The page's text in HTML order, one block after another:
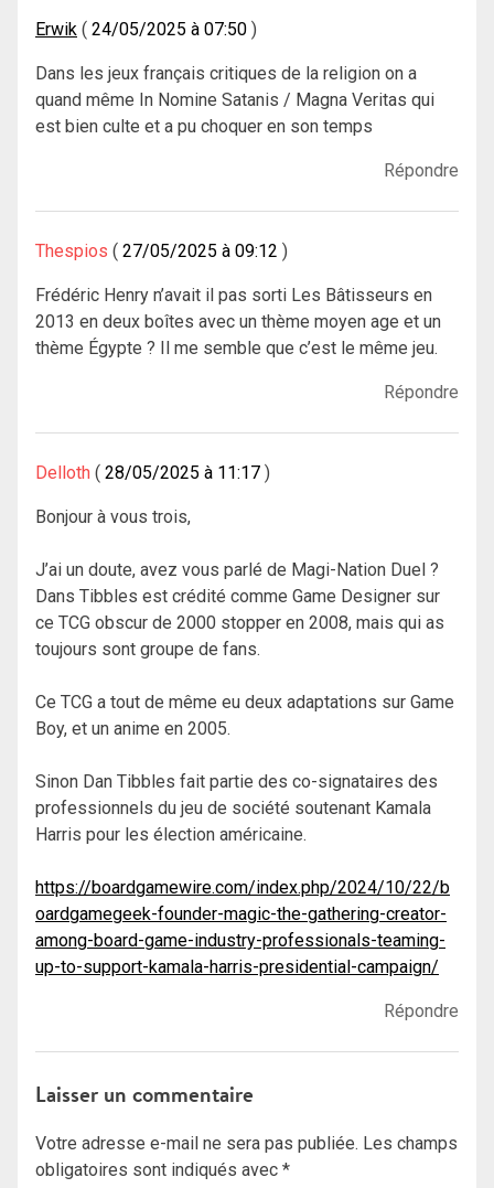
Erwik 24/05/2025 à 07:50
Dans les jeux français critiques de la religion on a
quand même In Nomine Satanis / Magna Veritas qui
est bien culte et a pu choquer en son temps
Répondre
Thespios 27/05/2025 à 09:12
Frédéric Henry n’avait il pas sorti Les Bâtisseurs en
2013 en deux boîtes avec un thème moyen age et un
thème Égypte ? Il me semble que c’est le même jeu.
Répondre
Delloth 28/05/2025 à 11:17
Bonjour à vous trois,
J’ai un doute, avez vous parlé de Magi-Nation Duel ?
Dans Tibbles est crédité comme Game Designer sur
ce TCG obscur de 2000 stopper en 2008, mais qui as
toujours sont groupe de fans.
Ce TCG a tout de même eu deux adaptations sur Game
Boy, et un anime en 2005.
Sinon Dan Tibbles fait partie des co-signataires des
professionnels du jeu de société soutenant Kamala
Harris pour les élection américaine.
https://boardgamewire.com/index.php/2024/10/22/b
oardgamegeek-founder-magic-the-gathering-creator-
among-board-game-industry-professionals-teaming-
up-to-support-kamala-harris-presidential-campaign/
Répondre
Laisser un commentaire
Votre adresse e-mail ne sera pas publiée. Les champs
obligatoires sont indiqués avec *